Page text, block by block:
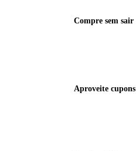
Compre sem
Aproveite